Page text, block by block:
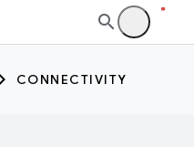
CONNECTIVITY